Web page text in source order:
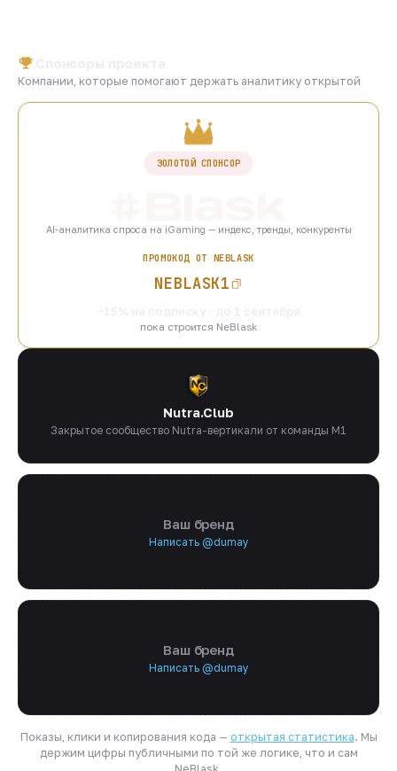
Компании, которые помогают держать аналитику открытой
ЗОЛОТОЙ СПОНСОР
AI-аналитика спроса на iGaming — индекс, тренды, конкуренты
ПРОМОКОД ОТ NEBLASK
NEBLASK1
пока строится NeBlask
Nutra.Club
Закрытое сообщество Nutra-вертикали от команды M1
Ваш бренд
Написать @dumay
Ваш бренд
Написать @dumay
Показы, клики и копирования кода — открытая статистика. Мы
держим цифры публичными по той же логике, что и сам